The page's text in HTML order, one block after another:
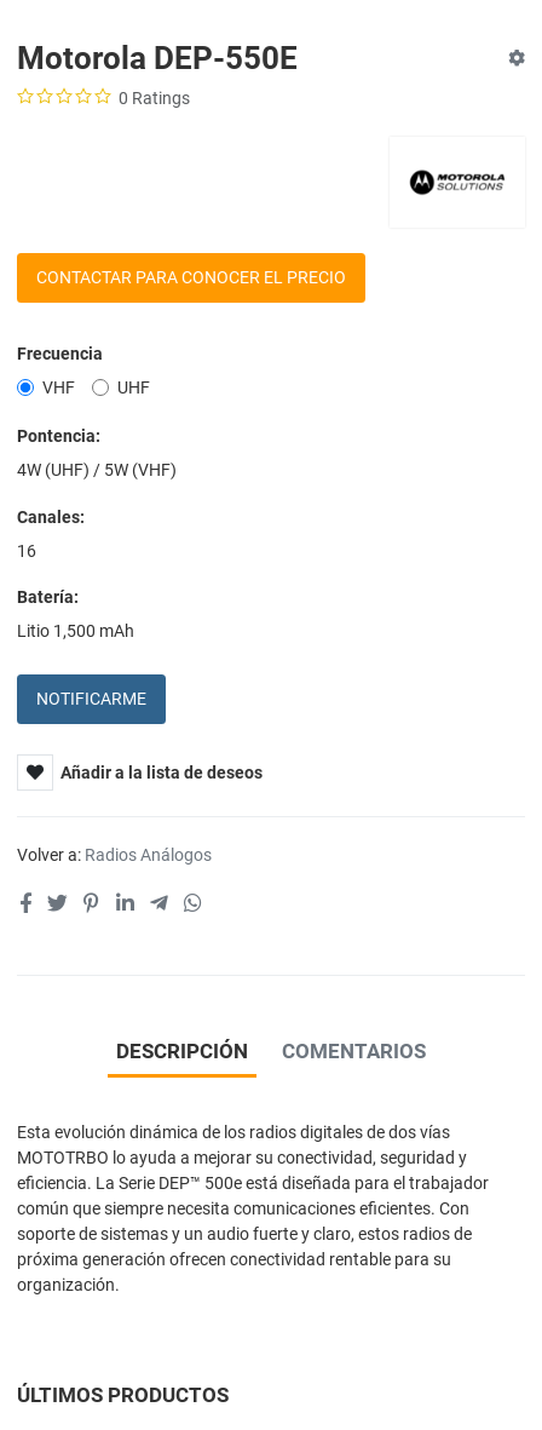
ÚLTIMOS PRODUCTOS
Motorola DEP-550E
0 Ratings
CONTACTAR PARA CONOCER EL PRECIO
Frecuencia
VHF
UHF
Pontencia:
4W (UHF) / 5W (VHF)
Canales:
16
Batería:
Litio 1,500 mAh
NOTIFICARME
Añadir a la lista de deseos
Volver a: Radios Análogos
DESCRIPCIÓN COMENTARIOS
Esta evolución dinámica de los radios digitales de dos vías
MOTOTRBO lo ayuda a mejorar su conectividad, seguridad y
eficiencia. La Serie DEP™ 500e está diseñada para el trabajador
común que siempre necesita comunicaciones eficientes. Con
soporte de sistemas y un audio fuerte y claro, estos radios de
próxima generación ofrecen conectividad rentable para su
organización.